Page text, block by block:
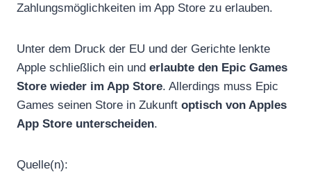
Zahlungsmöglichkeiten im App Store zu erlauben.
Unter dem Druck der EU und der Gerichte lenkte
Apple schließlich ein und erlaubte den Epic Games
Store wieder im App Store. Allerdings muss Epic
Games seinen Store in Zukunft optisch von Apples
App Store unterscheiden.
Quelle(n):